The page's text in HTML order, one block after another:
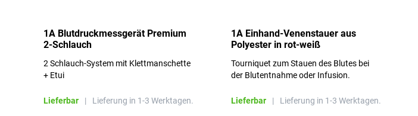
1A Blutdruckmessgerät Premium
2-Schlauch
2 Schlauch-System mit Klettmanschette
+ Etui
Lieferbar | Lieferung in 1-3 Werktagen.
1A Einhand-Venenstauer aus
Polyester in rot-weiß
Tourniquet zum Stauen des Blutes bei
der Blutentnahme oder Infusion.
Lieferbar | Lieferung in 1-3 Werktagen.